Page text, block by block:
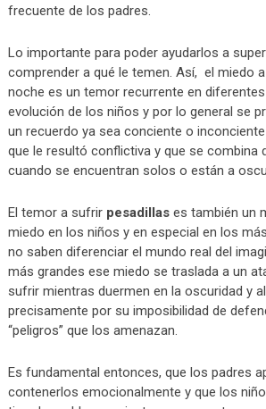
frecuente de los padres.
Lo importante para poder ayudarlos a
comprender a qué le temen. Así, el miedo
noche es un temor recurrente en
evolución de los niños y por lo general se
un recuerdo ya sea conciente o
que le resultó conflictiva y que se combina
cuando se encuentran solos o están a
El temor a sufrir pesadillases también un
miedo en los niños y en especial en los
no saben diferenciar el mundo real del
más grandes ese miedo se traslada a un
sufrir mientras duermen en la oscuridad y
precisamente por su imposibilidad de
“peligros” que los amenazan.
Es fundamental entonces, que los padres
contenerlos emocionalmente y que los